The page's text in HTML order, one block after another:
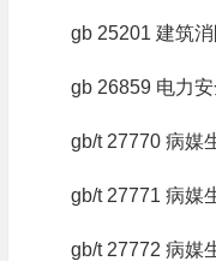
gb 25201 建筑
gb 26859 电力
gb/t 27770 病媒
gb/t 27771 病媒
gb/t 27772 病媒